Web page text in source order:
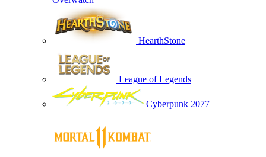
HearthStone
League of Legends
Cyberpunk 2077